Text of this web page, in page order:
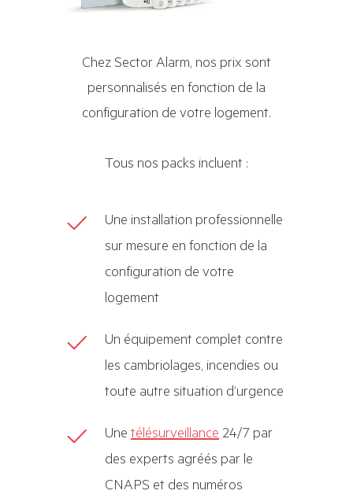
Chez Sector Alarm, nos prix sont
personnalisés en fonction de la
configuration de votre logement.
Tous nos packs incluent :
Une installation professionnelle
sur mesure en fonction de la
configuration de votre
logement
Un équipement complet contre
les cambriolages, incendies ou
toute autre situation d’urgence
Unetélésurveillance24/7 par
des experts agréés par le
CNAPS et des numéros